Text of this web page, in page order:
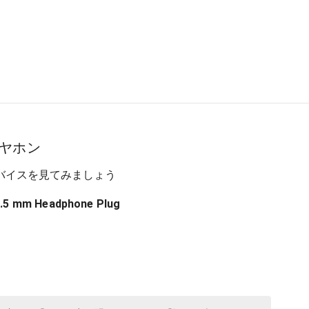
ホン
スを見てみましょう
mm Headphone Plug